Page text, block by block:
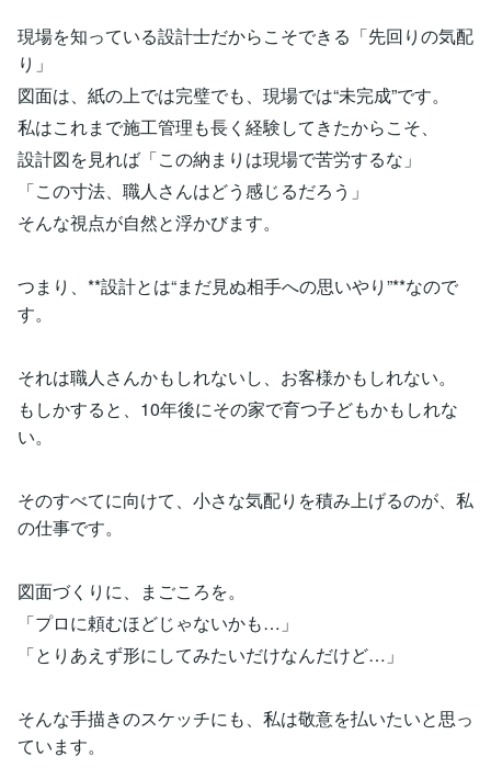
現場を知っている設計士だからこそできる「先回りの気配
り」
図面は、紙の上では完璧でも、現場では“未完成”です。
私はこれまで施工管理も長く経験してきたからこそ、
設計図を見れば「この納まりは現場で苦労するな」
「この寸法、職人さんはどう感じるだろう」
そんな視点が自然と浮かびます。
つまり、**設計とは“まだ見ぬ相手への思いやり”**なので
す。
それは職人さんかもしれないし、お客様かもしれない。
もしかすると、10年後にその家で育つ子どもかもしれな
い。
そのすべてに向けて、小さな気配りを積み上げるのが、私
の仕事です。
図面づくりに、まごころを。
「プロに頼むほどじゃないかも…」
「とりあえず形にしてみたいだけなんだけど…」
そんな手描きのスケッチにも、私は敬意を払いたいと思っ
ています。